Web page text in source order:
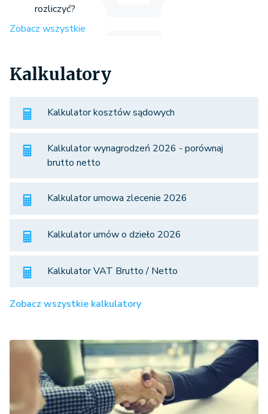
rozliczyć?
Zobacz wszystkie
Kalkulatory
Kalkulator kosztów sądowych
Kalkulator wynagrodzeń 2026 - porównaj
brutto netto
Kalkulator umowa zlecenie 2026
Kalkulator umów o dzieło 2026
Kalkulator VAT Brutto / Netto
Zobacz wszystkie kalkulatory